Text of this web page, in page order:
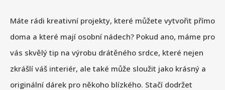
Máte rádi kreativní projekty, které můžete vytvořit přímo
doma a které mají osobní nádech? Pokud ano, máme pro
vás skvělý tip na výrobu drátěného srdce, které nejen
zkrášlí váš interiér, ale také může sloužit jako krásný a
originální dárek pro někoho blízkého. Stačí dodržet